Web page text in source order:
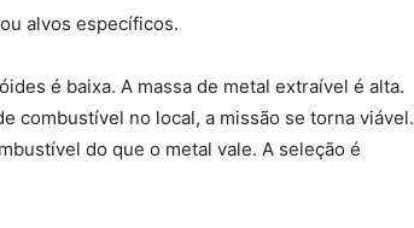
alvos específicos.
é baixa. A massa de metal extraível é alta.
combustível no local, a missão se torna viável.
do que o metal vale. A seleção é